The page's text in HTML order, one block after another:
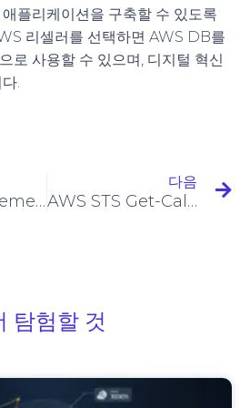
플리케이션을 구축할 수 있도록
리셀러를 선택하면 AWS DB를
로 사용할 수 있으며, 디지털 혁신
.
AWS Management Console이란 무엇인가요?
다음
AWS STS Get-Caller-Identity: 권한 디버깅 및 ID 확인의 첫 단계
탐험할 것